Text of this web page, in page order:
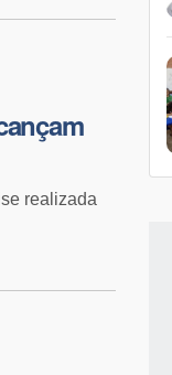
realizada